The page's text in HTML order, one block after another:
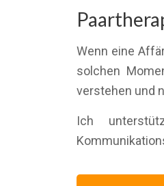
Wenn eine
solchen
verstehen und
Ich